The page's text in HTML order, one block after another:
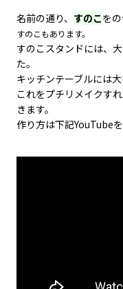
名前の通り、 すのこを
すのこもあります。
すのこスタンドには、
た。
キッチンテーブルには大
これをプチリメイクす
きます。
作り方は下記YouTube